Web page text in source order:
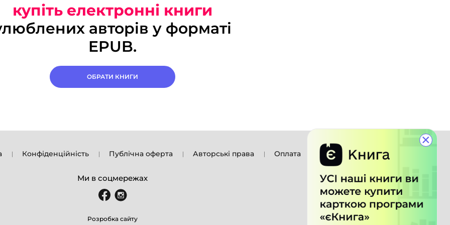
×
купіть електронні книги
авторів у форматі
EPUB.
ОБРАТИ КНИГИ
Конфіденційність Публічна оферта Авторські права Оплата
Ми в соцмережах
Розробка сайту